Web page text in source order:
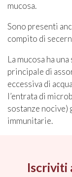
mucosa.
Sono presenti
compito di
La mucosa ha
principale di
eccessiva di
l’entrata di
sostanze nocive)
immunitarie.
Iscriviti